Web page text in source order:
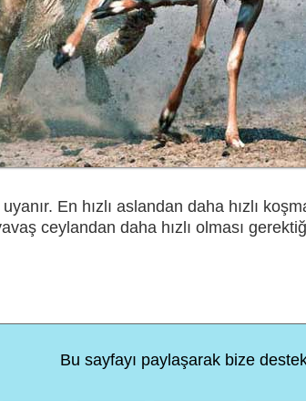
En hızlı aslandan daha hızlı
ceylandan daha hızlı olması
Bu sayfayı paylaşarak bize